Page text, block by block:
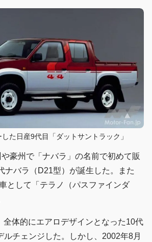
た日産9代目「ダットサントラック」
豪州で「ナバラ」の名前で初めて販
ナバラ（D21型）が誕生した。また
として「テラノ（パスファインダ
全体的にエアロデザインとなった10代
ルチェンジした。しかし、2002年8月